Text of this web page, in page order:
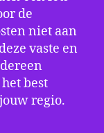
de
niet aan
vaste en
best
regio.